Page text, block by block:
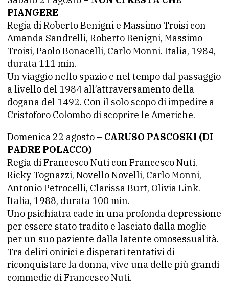
PIANGERE
Regia di Roberto Benigni e Massimo Troisi con
Amanda Sandrelli, Roberto Benigni, Massimo
Troisi, Paolo Bonacelli, Carlo Monni. Italia, 1984,
durata 111 min.
Un viaggio nello spazio e nel tempo dal passaggio
a livello del 1984 all’attraversamento della
dogana del 1492. Con il solo scopo di impedire a
Cristoforo Colombo di scoprire le Americhe.
Domenica 22 agosto – CARUSO PASCOSKI (DI
PADRE POLACCO)
Regia di Francesco Nuti con Francesco Nuti,
Ricky Tognazzi, Novello Novelli, Carlo Monni,
Antonio Petrocelli, Clarissa Burt, Olivia Link.
Italia, 1988, durata 100 min.
Uno psichiatra cade in una profonda depressione
per essere stato tradito e lasciato dalla moglie
per un suo paziente dalla latente omosessualità.
Tra deliri onirici e disperati tentativi di
riconquistare la donna, vive una delle più grandi
commedie di Francesco Nuti.